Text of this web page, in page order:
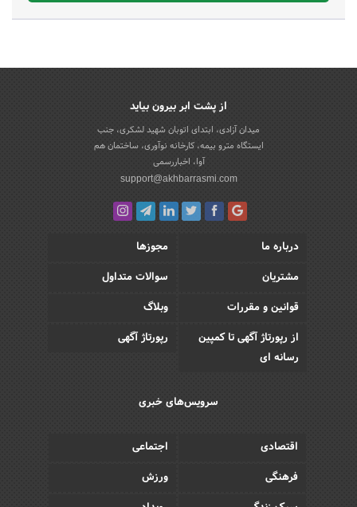
از پشت ابر بیرون بیاید
میدان آزادی، ابتدای اتوبان شهید لشکری، جنب
ایستگاه مترو بیمه، کارخانه نوآوری، ساختمان هم
آوا، اخباررسمی
support@akhbarrasmi.com
درباره ما
مجوزها
مشتریان
سوالات متداول
قوانین و مقررات
وبلاگ
از رپورتاژ آگهی تا کمپین
رسانه ای
رپورتاژ آگهی
سرویس‌های خبری
اقتصادی
اجتماعی
فرهنگی
ورزش